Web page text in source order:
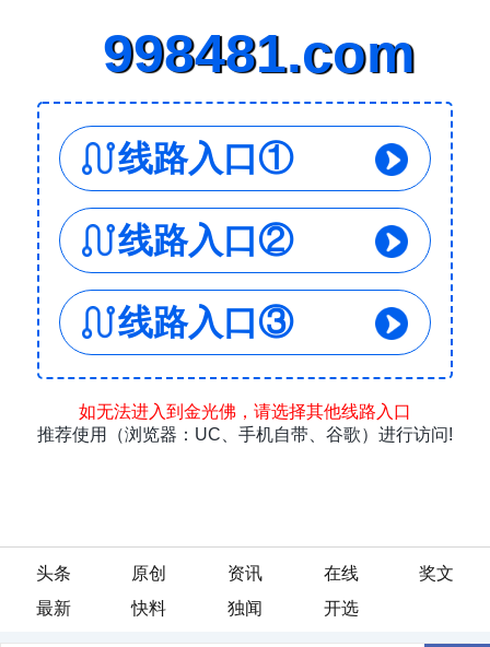
头条 原创 资讯 在线
奖文
最新
快料 独闻 开选